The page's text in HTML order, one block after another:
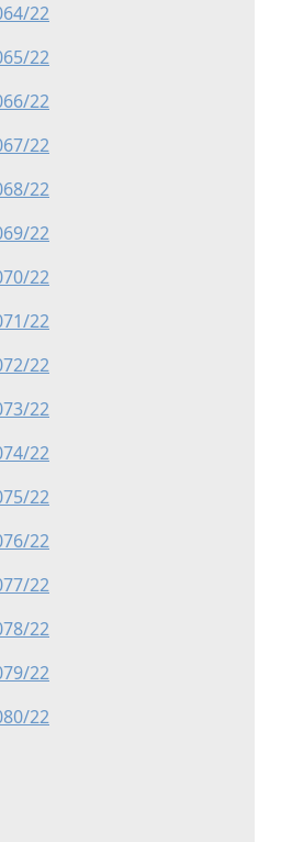
22
22
22
22
22
22
22
22
22
22
22
22
22
22
22
22
22